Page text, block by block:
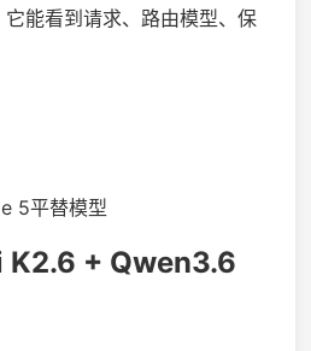
能看到请求、路由模型、保
K2.6 + Qwen3.6